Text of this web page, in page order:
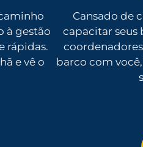
à gestão
rápidas.
e vê o
Cansado de
capacitar seus
barco com